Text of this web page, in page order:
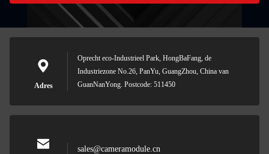
Adres
Oprecht eco-Industrieel Park, HongBaFang, de
Industriezone No.26, PanYu, GuangZhou, China van
GuanNanYong. Postcode: 511450
sales@cameramodule.cn